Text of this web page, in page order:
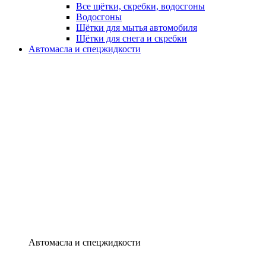
Все щётки, скребки, водосгоны
Водосгоны
Щётки для мытья автомобиля
Щётки для снега и скребки
Автомасла и спецжидкости
Автомасла и спецжидкости